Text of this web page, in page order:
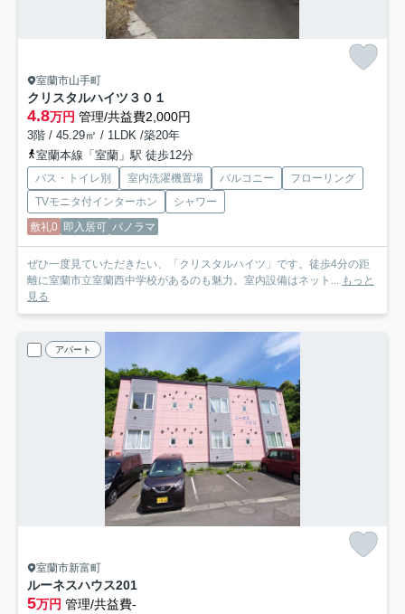
室蘭市山手町
クリスタルハイツ ３０１
4.8万円 管理/共益費2,000円
3階 / 45.29㎡ / 1LDK /築20年
室蘭本線「室蘭」駅 徒歩12分
バス・トイレ別 室内洗濯機置場 バルコニー
フローリング
TVモニタ付インターホン
シャワー
敷礼0 即入居可 パノラマ
ぜひ一度見ていただきたい、「クリスタルハイツ」です。徒歩4分の距
離に室蘭市立室蘭西中学校があるのも魅力。室内設備はネット... もっと
見る
アパート
室蘭市新富町
ルーネスハウス201
5万円 管理/共益費-